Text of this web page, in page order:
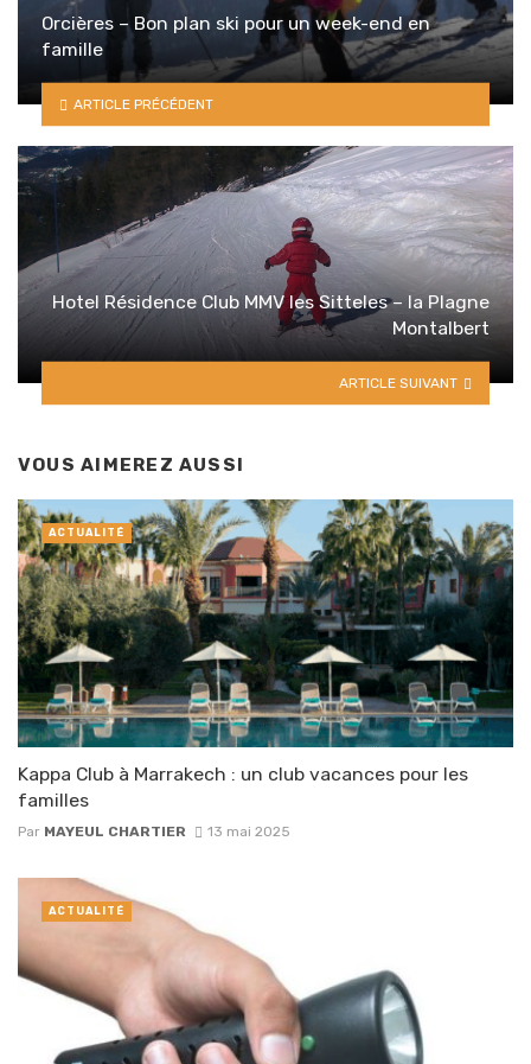
Orcières – Bon plan ski pour un week-end en
famille
ARTICLE PRÉCÉDENT
Hotel Résidence Club MMV les Sitteles – la Plagne
Montalbert
ARTICLE SUIVANT
VOUS AIMEREZ AUSSI
Kappa Club à Marrakech : un club vacances pour les
familles
Par MAYEUL CHARTIER 13 mai 2025
ACTUALITÉ
ACTUALITÉ